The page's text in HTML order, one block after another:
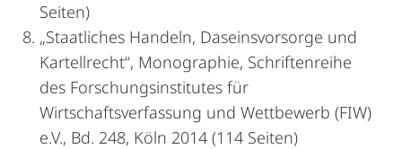
Seiten)
„Staatliches Handeln, Daseinsvorsorge und
Kartellrecht“, Monographie, Schriftenreihe
des Forschungsinstitutes für
Wirtschaftsverfassung und Wettbewerb (FIW)
e.V., Bd. 248, Köln 2014 (114 Seiten)